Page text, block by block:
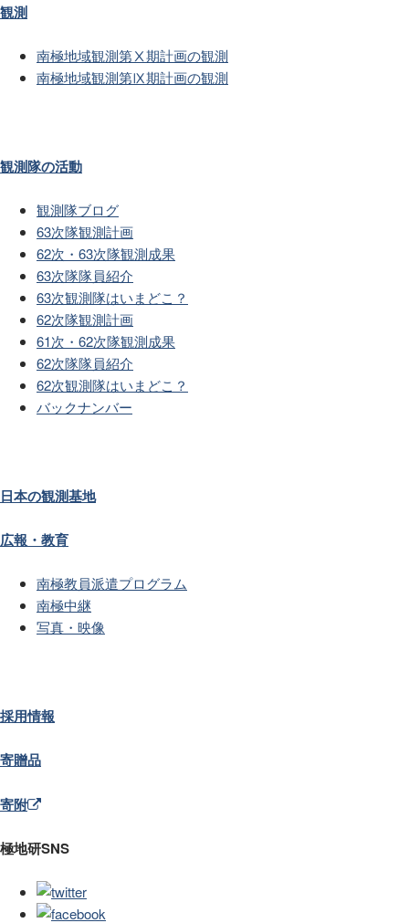
観測
南極地域観測第Ⅹ期計画の観測
南極地域観測第Ⅸ期計画の観測
観測隊の活動
観測隊ブログ
63次隊観測計画
62次・63次隊観測成果
63次隊隊員紹介
63次観測隊はいまどこ？
62次隊観測計画
61次・62次隊観測成果
62次隊隊員紹介
62次観測隊はいまどこ？
バックナンバー
日本の観測基地
広報・教育
南極教員派遣プログラム
南極中継
写真・映像
採用情報
寄贈品
寄附
極地研SNS